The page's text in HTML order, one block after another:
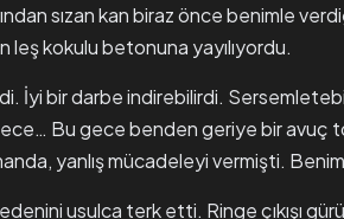
sızan kan biraz önce benimle
leş kokulu betonuna yayılıyordu.
İyi bir darbe indirebilirdi.
Bu gece benden geriye bir avuç
yanlış mücadeleyi vermişti.
usulca terk etti. Ringe çıkışı